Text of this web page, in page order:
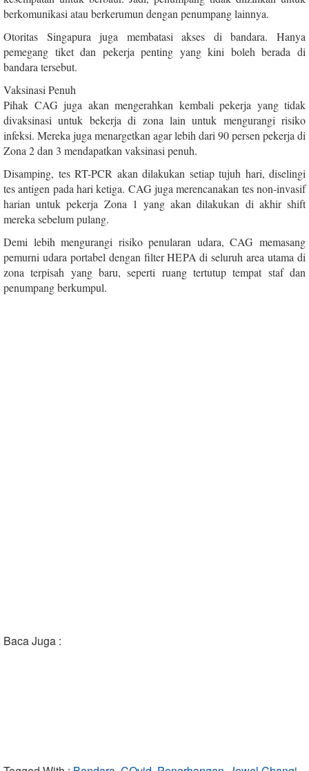
berkomunikasi atau berkerumun dengan penumpang lainnya.
Otoritas Singapura juga membatasi akses di bandara. Hanya
pemegang tiket dan pekerja penting yang kini boleh berada di
bandara tersebut.
Vaksinasi Penuh
Pihak CAG juga akan mengerahkan kembali pekerja yang tidak
divaksinasi untuk bekerja di zona lain untuk mengurangi risiko
infeksi. Mereka juga menargetkan agar lebih dari 90 persen pekerja di
Zona 2 dan 3 mendapatkan vaksinasi penuh.
Disamping, tes RT-PCR akan dilakukan setiap tujuh hari, diselingi
tes antigen pada hari ketiga. CAG juga merencanakan tes non-invasif
harian untuk pekerja Zona 1 yang akan dilakukan di akhir shift
mereka sebelum pulang.
Demi lebih mengurangi risiko penularan udara, CAG memasang
pemurni udara portabel dengan filter HEPA di seluruh area utama di
zona terpisah yang baru, seperti ruang tertutup tempat staf dan
penumpang berkumpul.
Baca Juga :